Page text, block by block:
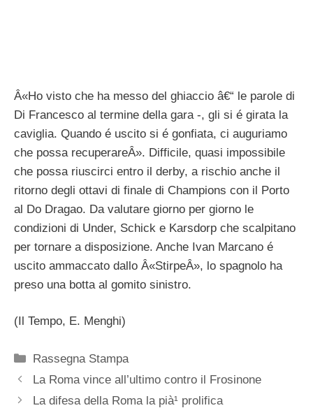
Â«Ho visto che ha messo del ghiaccio â€“ le parole di
Di Francesco al termine della gara -, gli si é girata la
caviglia. Quando é uscito si é gonfiata, ci auguriamo
che possa recuperareÂ». Difficile, quasi impossibile
che possa riuscirci entro il derby, a rischio anche il
ritorno degli ottavi di finale di Champions con il Porto
al Do Dragao. Da valutare giorno per giorno le
condizioni di Under, Schick e Karsdorp che scalpitano
per tornare a disposizione. Anche Ivan Marcano é
uscito ammaccato dallo Â«StirpeÂ», lo spagnolo ha
preso una botta al gomito sinistro.
(Il Tempo, E. Menghi)
Categorie
Rassegna Stampa
La Roma vince all’ultimo contro il Frosinone
La difesa della Roma la pià¹ prolifica